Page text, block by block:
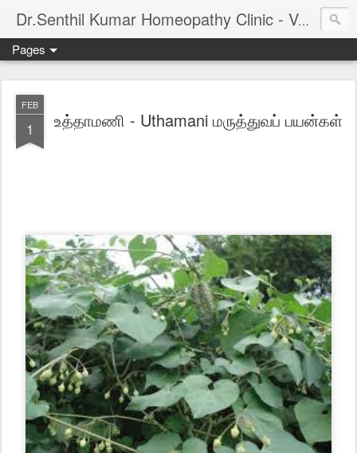
Dr.Senthil Kumar Homeopathy Clinic - Velachery - Panruti - Chennai
Pages
FEB
1 உத்தாமணி - Uthamani மருத்துவப் பயன்கள்